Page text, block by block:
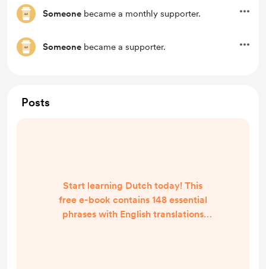
Someone became a monthly supporter.
Someone became a supporter.
Posts
Start learning Dutch today! This
free e-book contains 148 essential
phrases with English translations